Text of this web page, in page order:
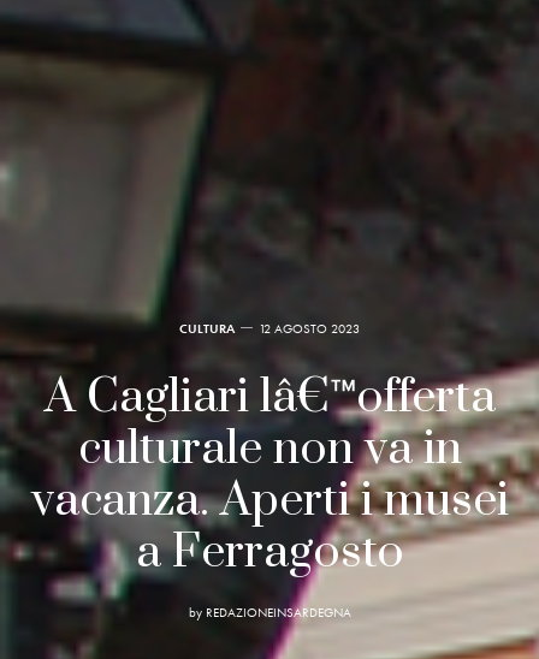
CULTURA 12 AGOSTO 2023
A Cagliari lâ€™offerta
culturale non va in
vacanza. Aperti i musei
a Ferragosto
by REDAZIONEINSARDEGNA